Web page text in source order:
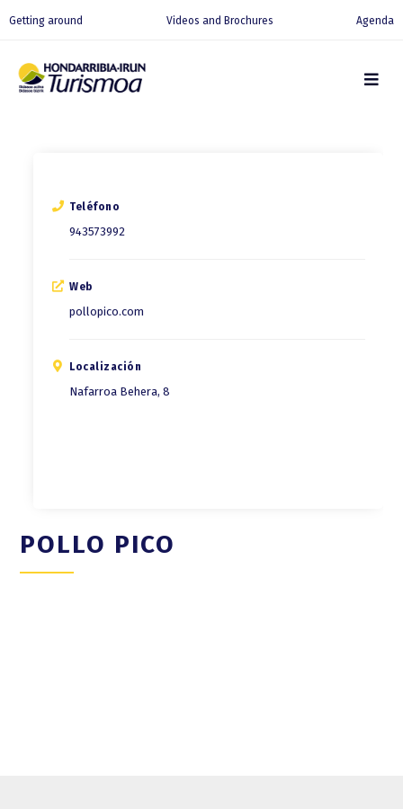
Getting around Videos and Brochures Agenda
Teléfono
943573992
Web
pollopico.com
Localización
Nafarroa Behera, 8
POLLO PICO